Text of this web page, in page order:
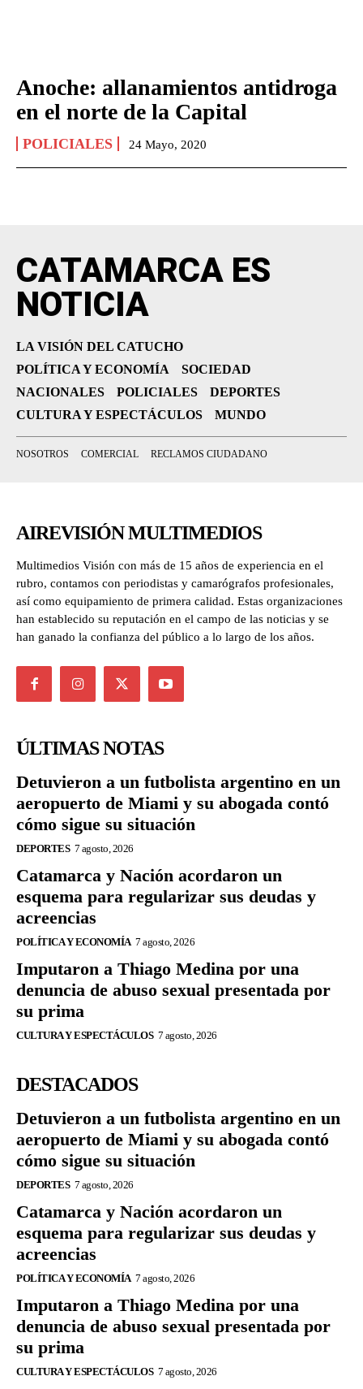
Anoche: allanamientos antidroga
en el norte de la Capital
POLICIALES 24 Mayo, 2020
CATAMARCA ES
NOTICIA
LA VISIÓN DEL CATUCHO
POLÍTICA Y ECONOMÍA
SOCIEDAD
NACIONALES
POLICIALES
DEPORTES
CULTURA Y ESPECTÁCULOS
MUNDO
NOSOTROS COMERCIAL RECLAMOS CIUDADANO
AIREVISIÓN MULTIMEDIOS
Multimedios Visión con más de 15 años de experiencia en el
rubro, contamos con periodistas y camarógrafos profesionales,
así como equipamiento de primera calidad. Estas organizaciones
han establecido su reputación en el campo de las noticias y se
han ganado la confianza del público a lo largo de los años.
ÚLTIMAS NOTAS
Detuvieron a un futbolista argentino en un
aeropuerto de Miami y su abogada contó
cómo sigue su situación
DEPORTES 7 agosto, 2026
Catamarca y Nación acordaron un
esquema para regularizar sus deudas y
acreencias
POLÍTICA Y ECONOMÍA 7 agosto, 2026
Imputaron a Thiago Medina por una
denuncia de abuso sexual presentada por
su prima
CULTURA Y ESPECTÁCULOS 7 agosto, 2026
DESTACADOS
Detuvieron a un futbolista argentino en un
aeropuerto de Miami y su abogada contó
cómo sigue su situación
DEPORTES 7 agosto, 2026
Catamarca y Nación acordaron un
esquema para regularizar sus deudas y
acreencias
POLÍTICA Y ECONOMÍA 7 agosto, 2026
Imputaron a Thiago Medina por una
denuncia de abuso sexual presentada por
su prima
CULTURA Y ESPECTÁCULOS 7 agosto, 2026